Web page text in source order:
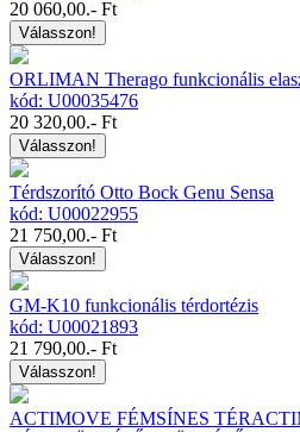
20 060,00.- Ft
Válasszon!
ORLIMAN Therago funkcionális
kód: U00035476
20 320,00.- Ft
Válasszon!
Térdszorító Otto Bock Genu Sensa
kód: U00022955
21 750,00.- Ft
Válasszon!
GM-K10 funkcionális térdortézis
kód: U00021893
21 790,00.- Ft
Válasszon!
ACTIMOVE FÉMSÍNES